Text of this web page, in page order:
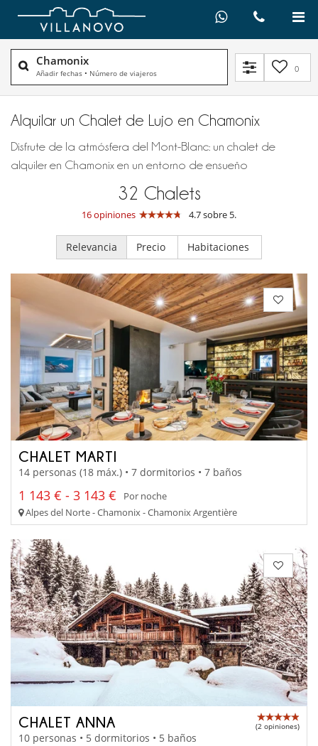
Chamonix
Añadir fechas • Número de viajeros 0
Alquilar un Chalet de Lujo en Chamonix
Disfrute de la atmósfera del Mont-Blanc: un chalet de
alquiler en Chamonix en un entorno de ensueño
32 Chalets
16 opiniones 4.7 sobre 5.
Relevancia Precio Habitaciones
CHALET MARTI
14 personas (18 máx.) • 7 dormitorios • 7 baños
1 143 € - 3 143 €
Por noche
Alpes del Norte - Chamonix - Chamonix Argentière
CHALET ANNA (2 opiniones)
10 personas • 5 dormitorios • 5 baños